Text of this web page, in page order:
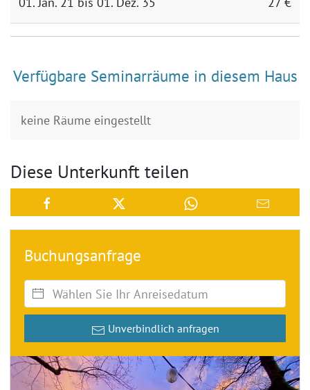
Verfügbare Seminarräume in diesem Haus
keine Räume eingestellt
Diese Unterkunft teilen
Buchungsanfrage
Unverbindlich anfragen